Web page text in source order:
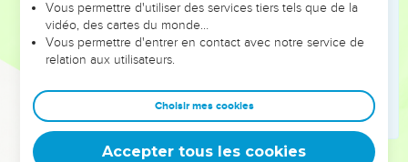
et pour défendre la vérité (2.14 à 4.15) : il devra éviter les
discussions inutiles (2.14-26), s’éloigner des gens qui
enseignent des erreurs (3.1-19), rester attaché à ce qu’il a
l’Ecriture est inspirée de Dieu et utile pour enseigner,
réfuter, redresser et apprendre à mener une vie conforme à
la volonté de Dieu » (3.16).
Vous permettre d'utiliser des services tiers tels que de la
vidéo, des cartes du monde…
Vous permettre d'entrer en contact avec notre service de
relation aux utilisateurs.
Choisir mes cookies
Accepter tous les cookies